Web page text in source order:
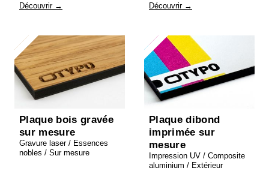
Découvrir →
Découvrir →
Plaque bois gravée
sur mesure
Gravure laser / Essences
nobles / Sur mesure
Plaque dibond
imprimée sur
mesure
Impression UV / Composite
aluminium / Extérieur